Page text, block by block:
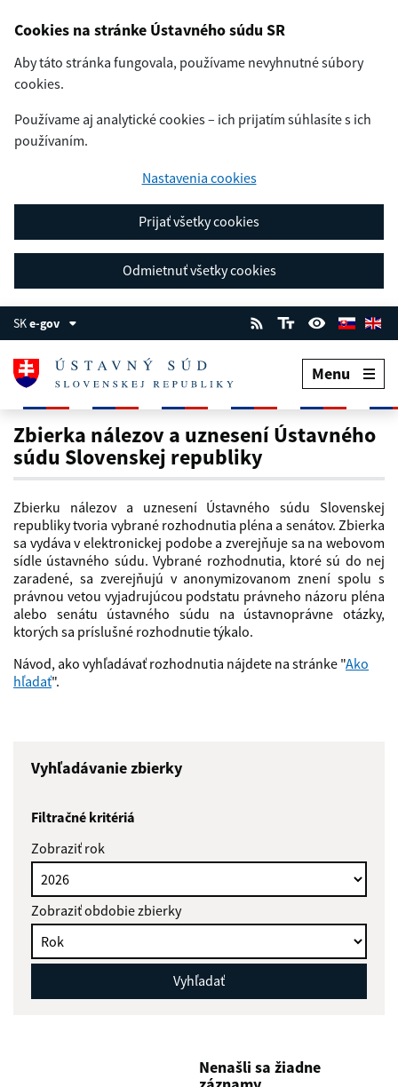
Cookies na stránke Ústavného súdu SR
Aby táto stránka fungovala, používame nevyhnutné súbory
cookies.
Používame aj analytické cookies – ich prijatím súhlasíte s ich
používaním.
Nastavenia cookies
Prijať všetky cookies
Odmietnuť všetky cookies
SKe-gov
Menu
Zbierka nálezov a uznesení
Zbierka nálezov a uznesení Ústavného
súdu Slovenskej republiky
Zbierku nálezov a uznesení Ústavného súdu Slovenskej
republiky tvoria vybrané rozhodnutia pléna a senátov. Zbierka
sa vydáva v elektronickej podobe a zverejňuje sa na webovom
sídle ústavného súdu. Vybrané rozhodnutia, ktoré sú do nej
zaradené, sa zverejňujú v anonymizovanom znení spolu s
právnou vetou vyjadrujúcou podstatu právneho názoru pléna
alebo senátu ústavného súdu na ústavnoprávne otázky,
ktorých sa príslušné rozhodnutie týkalo.
Návod, ako vyhľadávať rozhodnutia nájdete na stránke "Ako
hľadať".
Vyhľadávanie zbierky
Filtračné kritériá
Zobraziť rok
Zobraziť obdobie zbierky
Vyhľadať
Nenašli sa žiadne